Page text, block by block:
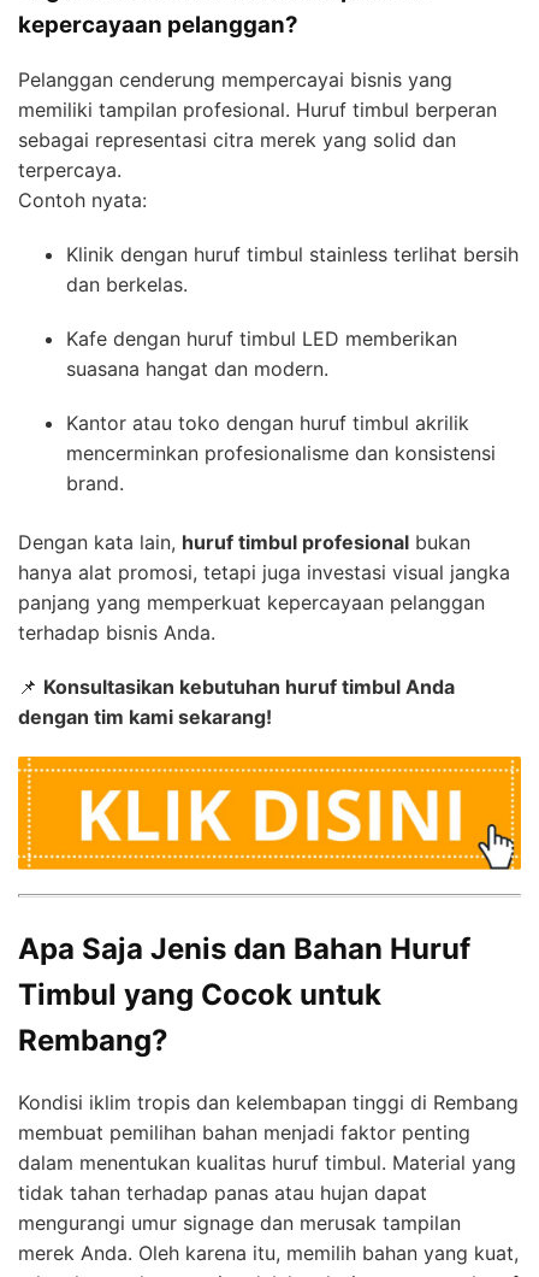
kepercayaan pelanggan?
Pelanggan cenderung mempercayai bisnis yang
memiliki tampilan profesional. Huruf timbul berperan
sebagai representasi citra merek yang solid dan
terpercaya.
Contoh nyata:
Klinik dengan huruf timbul stainless terlihat bersih
dan berkelas.
Kafe dengan huruf timbul LED memberikan
suasana hangat dan modern.
Kantor atau toko dengan huruf timbul akrilik
mencerminkan profesionalisme dan konsistensi
brand.
Dengan kata lain, huruf timbul profesional bukan
hanya alat promosi, tetapi juga investasi visual jangka
panjang yang memperkuat kepercayaan pelanggan
terhadap bisnis Anda.
📌 Konsultasikan kebutuhan huruf timbul Anda
dengan tim kami sekarang!
Apa Saja Jenis dan Bahan Huruf
Timbul yang Cocok untuk
Rembang?
Kondisi iklim tropis dan kelembapan tinggi di Rembang
membuat pemilihan bahan menjadi faktor penting
dalam menentukan kualitas huruf timbul. Material yang
tidak tahan terhadap panas atau hujan dapat
mengurangi umur signage dan merusak tampilan
merek Anda. Oleh karena itu, memilih bahan yang kuat,